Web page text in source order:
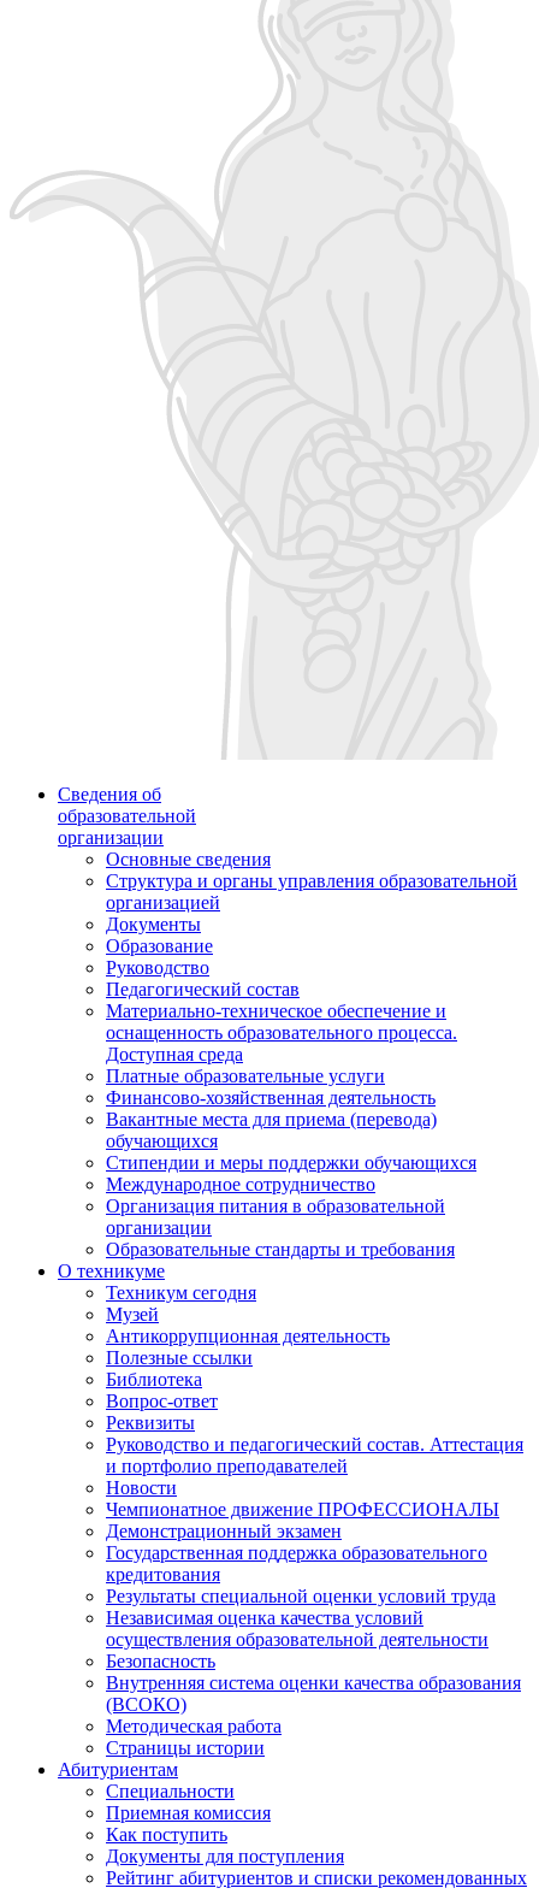
Сведения об
образовательной
организации
Основные сведения
Структура и органы управления образовательной
организацией
Документы
Образование
Руководство
Педагогический состав
Материально-техническое обеспечение и
оснащенность образовательного процесса.
Доступная среда
Платные образовательные услуги
Финансово-хозяйственная деятельность
Вакантные места для приема (перевода)
обучающихся
Стипендии и меры поддержки обучающихся
Международное сотрудничество
Организация питания в образовательной
организации
Образовательные стандарты и требования
О техникуме
Техникум сегодня
Музей
Антикоррупционная деятельность
Полезные ссылки
Библиотека
Вопрос-ответ
Реквизиты
Руководство и педагогический состав. Аттестация
и портфолио преподавателей
Новости
Чемпионатное движение ПРОФЕССИОНАЛЫ
Демонстрационный экзамен
Государственная поддержка образовательного
кредитования
Результаты специальной оценки условий труда
Независимая оценка качества условий
осуществления образовательной деятельности
Безопасность
Внутренняя система оценки качества образования
(ВСОКО)
Методическая работа
Страницы истории
Абитуриентам
Специальности
Приемная комиссия
Как поступить
Документы для поступления
Рейтинг абитуриентов и списки рекомендованных